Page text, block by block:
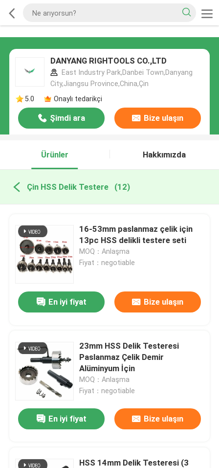
DANYANG RIGHTOOLS CO.,LTD
East Industry Park,Danbei Town,Danyang
City,Jiangsu Province,China,Çin
5.0
Onaylı tedarikçi
Şimdi ara Bize ulaşın
Ürünler Hakkımızda
Çin HSS Delik Testere (12)
16-53mm paslanmaz çelik için
13pc HSS delikli testere seti
MOQ：Anlaşma
Fiyat：negotiable
En iyi fiyat Bize ulaşın
23mm HSS Delik Testeresi
Paslanmaz Çelik Demir
Alüminyum İçin
MOQ：Anlaşma
Fiyat：negotiable
En iyi fiyat Bize ulaşın
HSS 14mm Delik Testeresi (3